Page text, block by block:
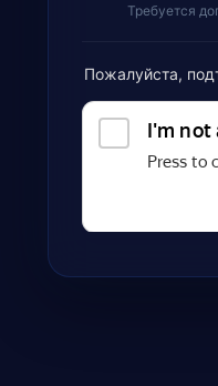
Требуется
Пожалуйста,